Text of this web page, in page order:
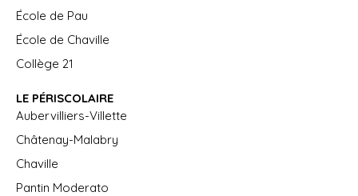
École de Pau
École de Chaville
Collège 21
LE PÉRISCOLAIRE
Aubervilliers-Villette
Châtenay-Malabry
Chaville
Pantin Moderato